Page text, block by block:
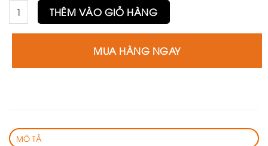
Ghế Lyla số lượngTHÊM VÀO GIỎ HÀNG
MUA HÀNG NGAY
MÔ TẢ